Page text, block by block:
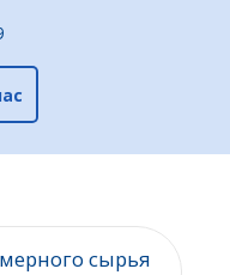
сырья